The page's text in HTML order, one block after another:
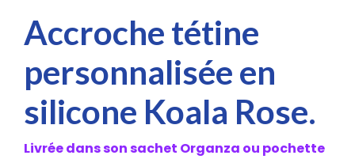
Accroche tétine
personnalisée en
silicone Koala Rose.
Livrée dans son sachet Organza ou pochette